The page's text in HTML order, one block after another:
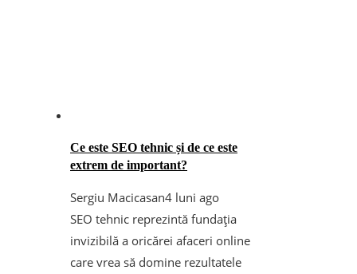
Ce este SEO tehnic și de ce este
extrem de important?
Sergiu Macicasan4 luni ago
SEO tehnic reprezintă fundația
invizibilă a oricărei afaceri online
care vrea să domine rezultatele